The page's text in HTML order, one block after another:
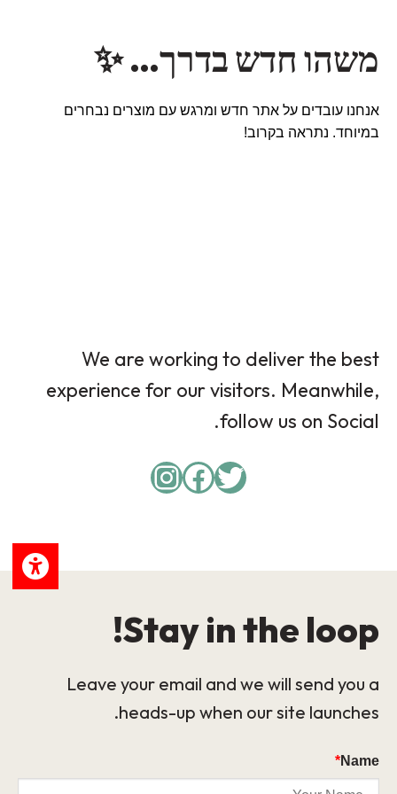
משהו חדש בדרך… ✨
אנחנו עובדים על אתר חדש ומרגש עם מוצרים נבחרים
במיוחד. נתראה בקרוב!
We are working to deliver the best
experience for our visitors. Meanwhile,
follow us on Social.
Twitter
Facebook
Instagram
Stay in the loop!
Leave your email and we will send you a
heads-up when our site launches.
Name
*